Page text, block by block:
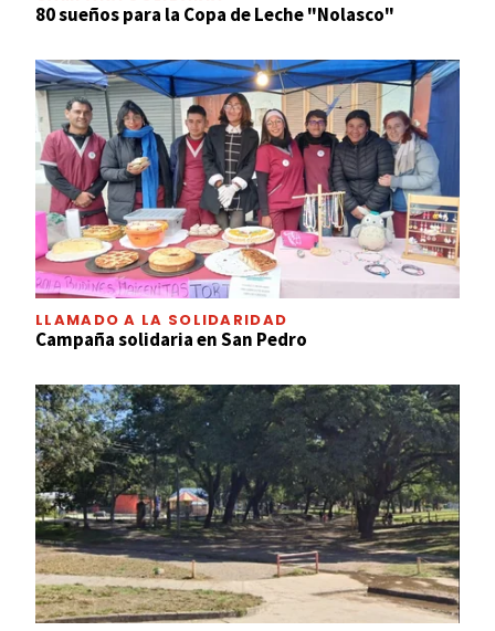
80 sueños para la Copa de Leche "Nolasco"
LLAMADO A LA SOLIDARIDAD
Campaña solidaria en San Pedro